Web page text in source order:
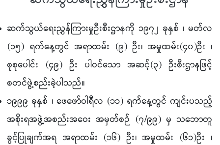
ဆက်သွယ်ရေးညွှန်ကြားမှုဦးစီးဌာနကို ၁၉၇၂ ခုနှစ် ၊ မတ်လ
(၁၅) ရက်နေ့တွင် အရာထမ်း (၉) ဦး၊ အမှုထမ်း(၄၀)ဦး ၊
စုစုပေါင်း (၄၉) ဦး ပါဝင်သော အဆင့်(၃) ဦးစီးဌာနဖြင့်
စတင်ဖွဲ့စည်းခဲ့ပါသည်။
၁၉၉၉ ခုနှစ် ၊ ဖေဖော်ဝါရီလ (၁၁) ရက်နေ့တွင် ကျင်းပသည့်
အစိုးရအဖွဲ့အစည်းအဝေး အမှတ်စဉ် (၇/၉၉) မှ သဘောတူ
ခွင့်ပြုချက်အရ အရာထမ်း (၁၆) ဦး၊ အမှုထမ်း (၆၁)ဦး ၊